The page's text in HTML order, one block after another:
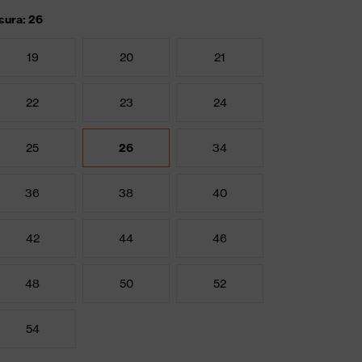
26
19 20 21
22 23 24
25 26 34
36 38 40
42 44 46
48 50 52
54